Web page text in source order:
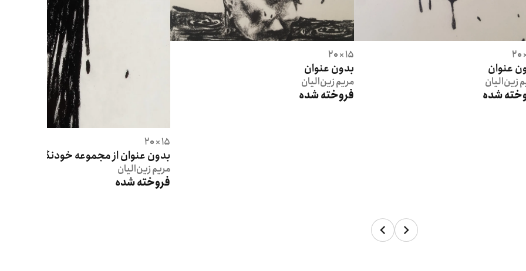
عنوان
زین‌الیان
شده
15 × 20
بدون عنوان
مریمزین‌الیان
فروخته شده
15 × 20
بدون عنوان از مجموعه خودنگاره
مریمزین‌الیان
فروخته شده